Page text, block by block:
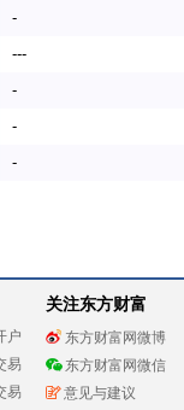
-
---
-
-
-
户
易
易
关注东方财富
东方财富网微博
东方财富网微信
意见与建议